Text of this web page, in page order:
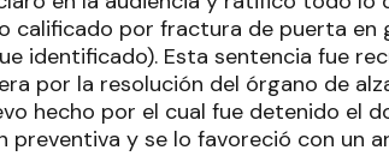
calificado por fractura de puerta en
identificado). Esta sentencia fue
por la resolución del órgano de
hecho por el cual fue detenido el
preventiva y se lo favoreció con un